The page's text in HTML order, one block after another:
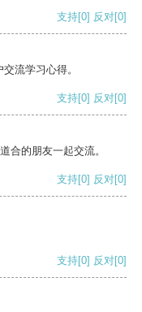
支持[0] 反对[0]
流学习心得。
支持[0] 反对[0]
合的朋友一起交流。
支持[0] 反对[0]
支持[0] 反对[0]